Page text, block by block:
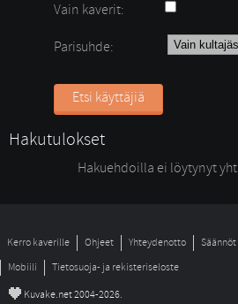
Vain kaverit:
Parisuhde:
Etsi käyttäjiä
Hakutulokset
Hakuehdoilla ei löytynyt
Kerro kaverille Ohjeet Yhteydenotto Säännöt
Mobiili
Tietosuoja- ja rekisteriseloste
© Kuvake.net 2004-2026.